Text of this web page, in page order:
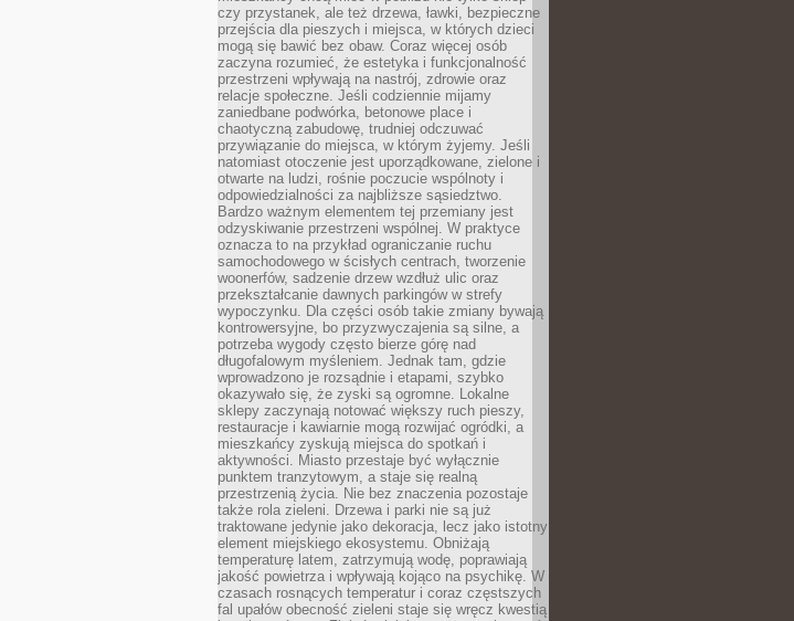
czy przystanek, ale też drzewa, ławki, bezpieczne
przejścia dla pieszych i miejsca, w których dzieci
mogą się bawić bez obaw. Coraz więcej osób
zaczyna rozumieć, że estetyka i funkcjonalność
przestrzeni wpływają na nastrój, zdrowie oraz
relacje społeczne. Jeśli codziennie mijamy
zaniedbane podwórka, betonowe place i
chaotyczną zabudowę, trudniej odczuwać
przywiązanie do miejsca, w którym żyjemy. Jeśli
natomiast otoczenie jest uporządkowane, zielone i
otwarte na ludzi, rośnie poczucie wspólnoty i
odpowiedzialności za najbliższe sąsiedztwo.
Bardzo ważnym elementem tej przemiany jest
odzyskiwanie przestrzeni wspólnej. W praktyce
oznacza to na przykład ograniczanie ruchu
samochodowego w ścisłych centrach, tworzenie
woonerfów, sadzenie drzew wzdłuż ulic oraz
przekształcanie dawnych parkingów w strefy
wypoczynku. Dla części osób takie zmiany bywają
kontrowersyjne, bo przyzwyczajenia są silne, a
potrzeba wygody często bierze górę nad
długofalowym myśleniem. Jednak tam, gdzie
wprowadzono je rozsądnie i etapami, szybko
okazywało się, że zyski są ogromne. Lokalne
sklepy zaczynają notować większy ruch pieszy,
restauracje i kawiarnie mogą rozwijać ogródki, a
mieszkańcy zyskują miejsca do spotkań i
aktywności. Miasto przestaje być wyłącznie
punktem tranzytowym, a staje się realną
przestrzenią życia. Nie bez znaczenia pozostaje
także rola zieleni. Drzewa i parki nie są już
traktowane jedynie jako dekoracja, lecz jako istotny
element miejskiego ekosystemu. Obniżają
temperaturę latem, zatrzymują wodę, poprawiają
jakość powietrza i wpływają kojąco na psychikę. W
czasach rosnących temperatur i coraz częstszych
fal upałów obecność zieleni staje się wręcz kwestią